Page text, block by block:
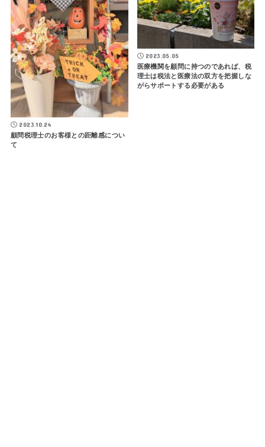
2023.10.24
顧問税理士のお客様との距離感につい
て
2023.05.05
医療機関を顧問に持つのであれば、税
理士は税法と医療法の双方を把握しな
がらサポートする必要がある